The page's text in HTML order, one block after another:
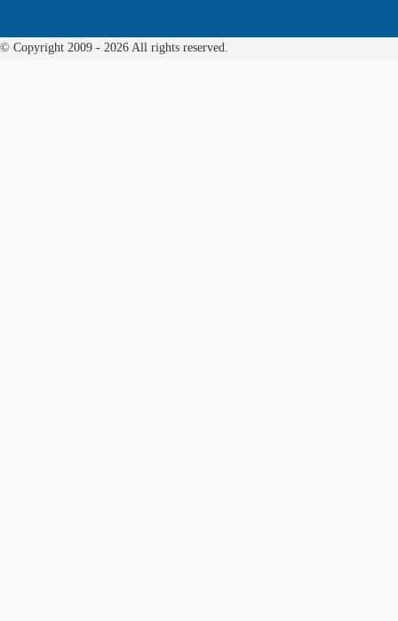
© Copyright 2009 - 2026 All rights reserved.